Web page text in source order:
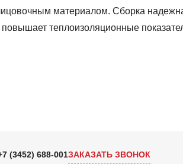
материалом. Сборка
повышает теплоизоляционные
(3452) 688-001ЗАКАЗАТЬ ЗВОНОК